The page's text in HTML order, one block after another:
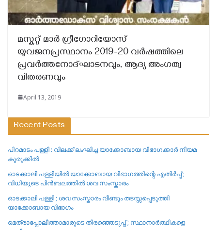
മസ്കറ്റ് മാർ ഗ്രീഗോറിയോസ്
യുവജനപ്രസ്ഥാനം 2019-20 വർഷത്തിലെ
പ്രവർത്തനോദ്‌ഘാടനവും, ആദ്യ അംഗത്വ
വിതരണവും
April 13, 2019
Recent Posts
പിറമാടം പള്ളി : വിലക്ക് ലംഘിച്ച യാക്കോബായ വിഭാഗക്കാർ നിയമ
കുരുക്കിൽ
ഓടക്കാലി പള്ളിയിൽ യാക്കോബായ വിഭാഗത്തിന്റെ എതിർപ്പ് ;
വിധിയുടെ പിൻബലത്തിൽ ശവ സംസ്കാരം
ഓടക്കാലി പള്ളി ; ശവ സംസ്കാരം വീണ്ടും തടസ്സപ്പെടുത്തി
യാക്കോബായ വിഭാഗം
മെത്രാപ്പോലീത്താമാരുടെ തിരഞ്ഞെടുപ്പ് ; സ്ഥാനാർത്ഥികളെ